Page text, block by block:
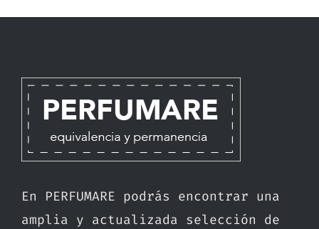
En PERFUMARE podrás encontrar una
amplia y actualizada selección de